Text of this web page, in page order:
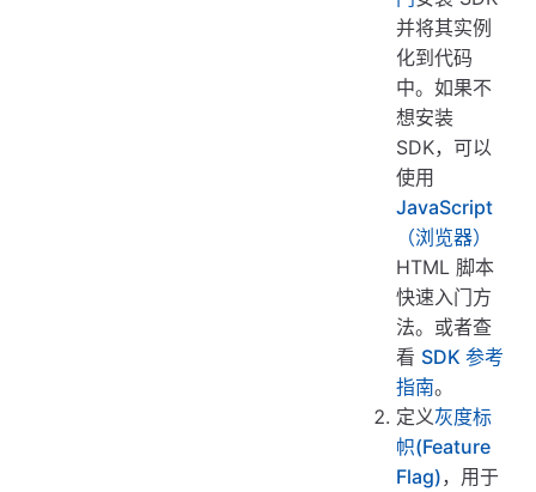
并将其实例
化到代码
中。如果不
想安装
SDK，可以
使用
JavaScript
（浏览器）
HTML 脚本
快速入门方
法。或者查
看 SDK 参考
指南。
定义灰度标
帜(Feature
Flag)，用于